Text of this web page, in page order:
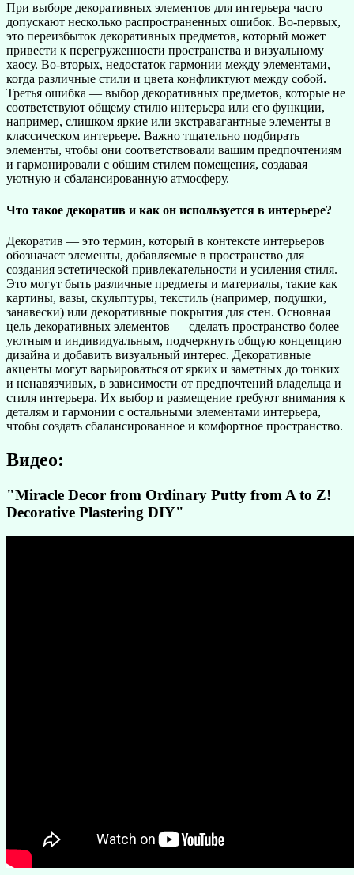
При выборе декоративных элементов для интерьера часто
допускают несколько распространенных ошибок. Во-первых,
это переизбыток декоративных предметов, который может
привести к перегруженности пространства и визуальному
хаосу. Во-вторых, недостаток гармонии между элементами,
когда различные стили и цвета конфликтуют между собой.
Третья ошибка — выбор декоративных предметов, которые не
соответствуют общему стилю интерьера или его функции,
например, слишком яркие или экстравагантные элементы в
классическом интерьере. Важно тщательно подбирать
элементы, чтобы они соответствовали вашим предпочтениям
и гармонировали с общим стилем помещения, создавая
уютную и сбалансированную атмосферу.
Что такое декоратив и как он используется в интерьере?
Декоратив — это термин, который в контексте интерьеров
обозначает элементы, добавляемые в пространство для
создания эстетической привлекательности и усиления стиля.
Это могут быть различные предметы и материалы, такие как
картины, вазы, скульптуры, текстиль (например, подушки,
занавески) или декоративные покрытия для стен. Основная
цель декоративных элементов — сделать пространство более
уютным и индивидуальным, подчеркнуть общую концепцию
дизайна и добавить визуальный интерес. Декоративные
акценты могут варьироваться от ярких и заметных до тонких
и ненавязчивых, в зависимости от предпочтений владельца и
стиля интерьера. Их выбор и размещение требуют внимания к
деталям и гармонии с остальными элементами интерьера,
чтобы создать сбалансированное и комфортное пространство.
Видео:
"Miracle Decor from Ordinary Putty from A to Z!
Decorative Plastering DIY"